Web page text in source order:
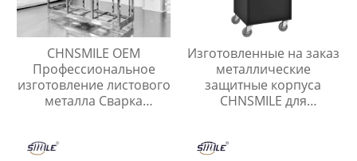
CHNSMILE OEM
Профессиональное
изготовление листового
металла Сварка
по изготовлению
Изготовленные на заказ
металлические
защитные корпуса
CHNSMILE для